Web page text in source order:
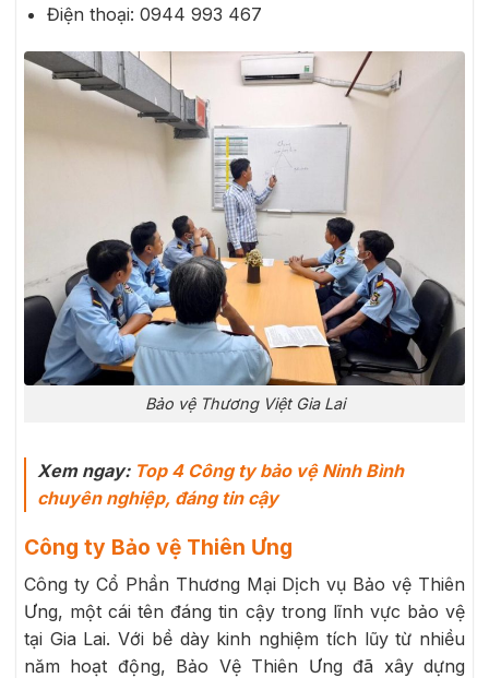
Điện thoại: 0944 993 467
Bảo vệ Thương Việt Gia Lai
Xem ngay: Top 4 Công ty bảo vệ Ninh Bình
chuyên nghiệp, đáng tin cậy
Công ty Bảo vệ Thiên Ưng
Công ty Cổ Phần Thương Mại Dịch vụ Bảo vệ Thiên
Ưng, một cái tên đáng tin cậy trong lĩnh vực bảo vệ
tại Gia Lai. Với bề dày kinh nghiệm tích lũy từ nhiều
năm hoạt động, Bảo Vệ Thiên Ưng đã xây dựng